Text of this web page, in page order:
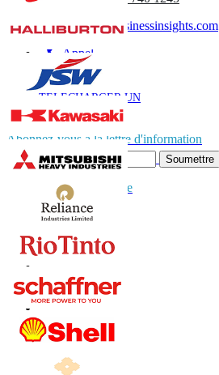
sales@fortunebusinessinsights.com
Appel
E-mail
TÉLÉCHARGER UN
EXEMPLE
Abonnez-vous à la lettre d'information
Soumettre
Faites confiance en ligne